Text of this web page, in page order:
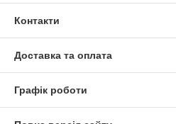
Контакти
Доставка та оплата
Графік роботи